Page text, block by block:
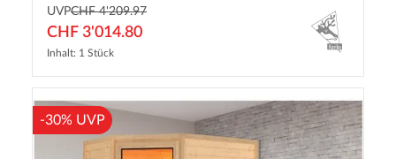
UVPCHF 4'209.97
CHF 3'014.80
Inhalt: 1 Stück
-30% UVP